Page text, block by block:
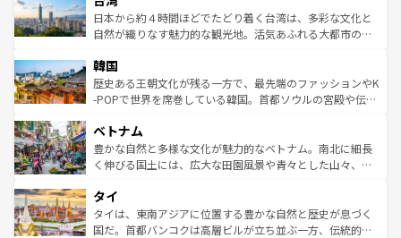
ク、伝統的なフラダンスなど、すべてがハワイの魅力を彩
っている。訪れるたびに新しい発見と感動が待っているハ
はコンテンツ一覧
ク）、タスマニアの美しい原生林やケアンズの熱帯雨林な
ど、見どころがたくさん。また、カフェやワイン、オージ
いる。アクティビティも充実しており、サーフィンやダイ
ビング、ハイキングなど、アウトドア好きにはたまらな
い。オーストラリアの多彩な魅力を存分に味わいつくそ
参照してほしい。
日本から約４時間ほどでたどり着く台湾は、多彩な文化と
自然が織りなす魅力的な観光地。活気あふれる大都市の台
ン）、静ひつな山岳地帯である台湾東部など、都市の喧騒
と山間の静けさが共存しており、訪れる人に新しい発見と
驚きをもたらしてくれる。また、奥深い台湾の食文化も魅
容にもいいと評判のスイーツなど、バラエティ豊かな料理
が味わえる。 なお、新着の台湾情報は コンテンツ一覧を参
照してほしい。
韓国
歴史ある王朝文化が残る一方で、最先端のファッションやK
-POPで世界を席巻している韓国。首都ソウルの宮殿や伝統
き、地方に足を延ばせば四季折々の自然美を楽しむことが
できる。そして、キムチや焼肉、絶品のストリートフード
まで、さまざまな韓国料理が待っている。夜には、韓国な
リティに包まれながら、韓国の多彩な魅力を心ゆくまで味
わってみてほしい。 なお、新着の韓国情報はコンテンツ一
覧を参照してほしい。
ベトナム
豊かな自然と多様な文化が魅力的なベトナム。南北に細長
く伸びる国土には、広大な田園風景や青々とした山々、世
急速な発展と共に伝統が息づく。ハノイの古い町並みやホ
ーチミン市のフランス統治時代の建物も、独特の雰囲気を
醸し出している。また、バラエティの豊かさとおいしさで
タイ
タイは、東南アジアに位置する豊かな自然と歴史が息づく
国だ。首都バンコクは高層ビルが立ち並ぶ一方、伝統的な